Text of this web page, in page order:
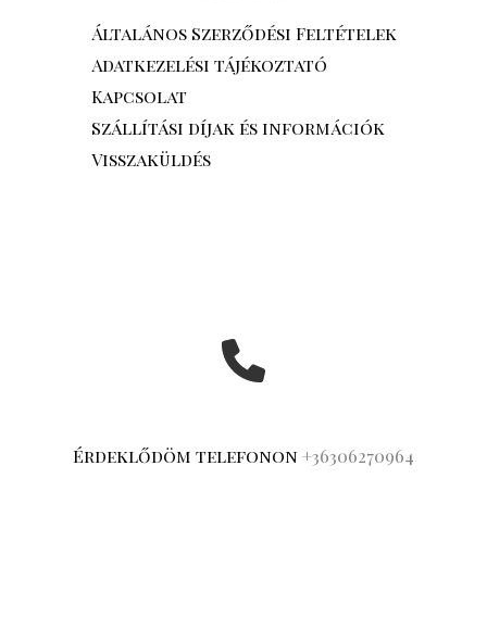
Általános Szerződési Feltételek
Adatkezelési tájékoztató
Kapcsolat
Szállítási díjak és információk
Visszaküldés
Érdeklődöm telefonon +36306270964